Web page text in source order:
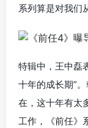
系列算是对我们
特辑中，王中磊
十年的成长期”
在，这十年有太
工作，《前任》